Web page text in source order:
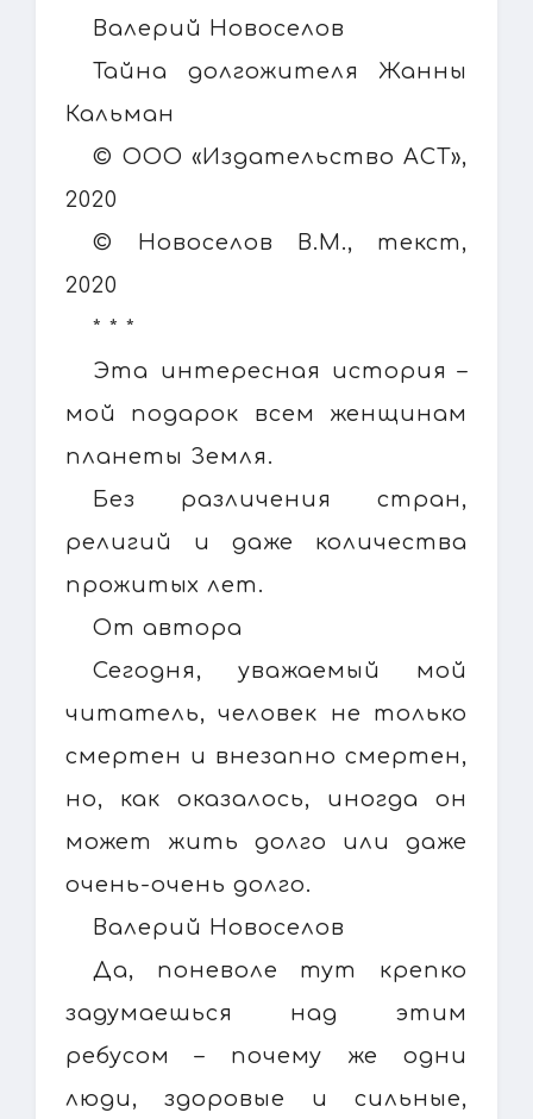
Валерий Новоселов
Тайна долгожителя Жанны
Кальман
© ООО «Издательство АСТ»,
2020
© Новоселов В.М., текст,
2020
* * *
Эта интересная история –
мой подарок всем женщинам
планеты Земля.
Без различения стран,
религий и даже количества
прожитых лет.
От автора
Сегодня, уважаемый мой
читатель, человек не только
смертен и внезапно смертен,
но, как оказалось, иногда он
может жить долго или даже
очень-очень долго.
Валерий Новоселов
Да, поневоле тут крепко
задумаешься над этим
ребусом – почему же одни
люди, здоровые и сильные,